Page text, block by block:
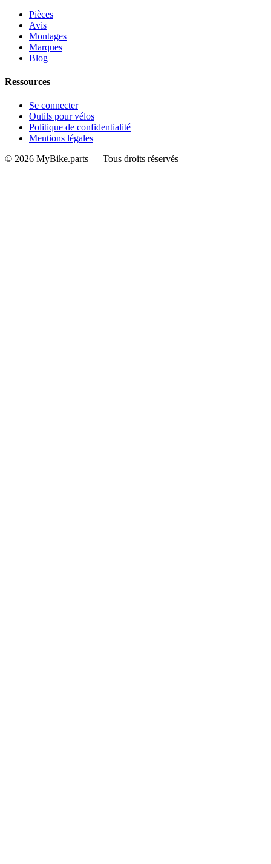
Pièces
Avis
Montages
Marques
Blog
Ressources
Se connecter
Outils pour vélos
Politique de confidentialité
Mentions légales
© 2026 MyBike.parts — Tous droits réservés